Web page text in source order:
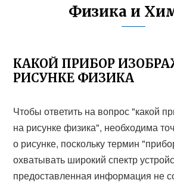
Физика и
КАКОЙ ПРИБОР
РИСУНКЕ ФИЗИКА
Чтобы ответить на вопрос "какой
на рисунке физика", необходима
о рисунке, поскольку термин
охватывать широкий спектр
предоставленная информация не